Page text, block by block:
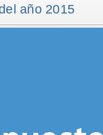
año 2015